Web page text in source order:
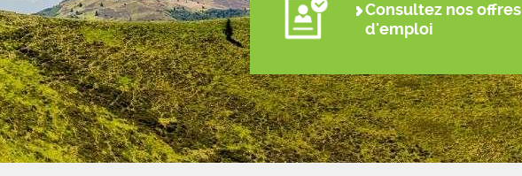
Consultez nos offres
d'emploi